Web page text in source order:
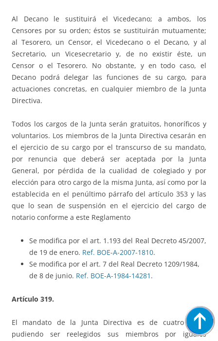
Al Decano le sustituirá el Vicedecano; a ambos, los
Censores por su orden; éstos se sustituirán mutuamente;
al Tesorero, un Censor, el Vicedecano o el Decano, y al
Secretario, un Vicesecretario y, de no existir éste, un
Censor o el Tesorero. No obstante, y en todo caso, el
Decano podrá delegar las funciones de su cargo, para
actuaciones concretas, en cualquier miembro de la Junta
Directiva.
Todos los cargos de la Junta serán gratuitos, honoríficos y
voluntarios. Los miembros de la Junta Directiva cesarán en
el ejercicio de su cargo por el transcurso de su mandato,
por renuncia que deberá ser aceptada por la Junta
General, por pérdida de la cualidad de colegiado y por
elección para otro cargo de la misma Junta, así como por la
establecida en el penúltimo párrafo del artículo 353 y las
que lo sean de suspensión en el ejercicio del cargo de
notario conforme a este Reglamento
Se modifica por el art. 1.193 del Real Decreto 45/2007,
de 19 de enero. Ref. BOE-A-2007-1810.
Se modifica por el art. 7 del Real Decreto 1209/1984,
de 8 de junio. Ref. BOE-A-1984-14281 .
Artículo 319.
El mandato de la Junta Directiva es de cuatro años,
pudiendo ser reelegidos sus miembros por iguales